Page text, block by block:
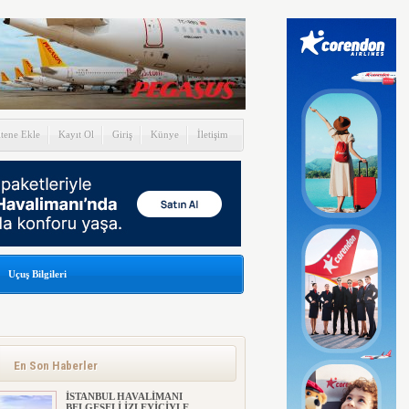
Ekle Kayıt Ol Giriş Künye İletişim
Uçuş Bilgileri
En Son Haberler
İSTANBUL HAVALİMANI